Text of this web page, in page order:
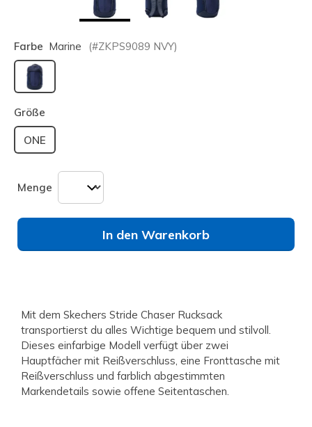
Farbe Marine (#ZKPS9089 NVY)
ausgewählt
Größe
ONE
Menge
In den Warenkorb
Mit dem Skechers Stride Chaser Rucksack
transportierst du alles Wichtige bequem und stilvoll.
Dieses einfarbige Modell verfügt über zwei
Hauptfächer mit Reißverschluss, eine Fronttasche mit
Reißverschluss und farblich abgestimmten
Markendetails sowie offene Seitentaschen.